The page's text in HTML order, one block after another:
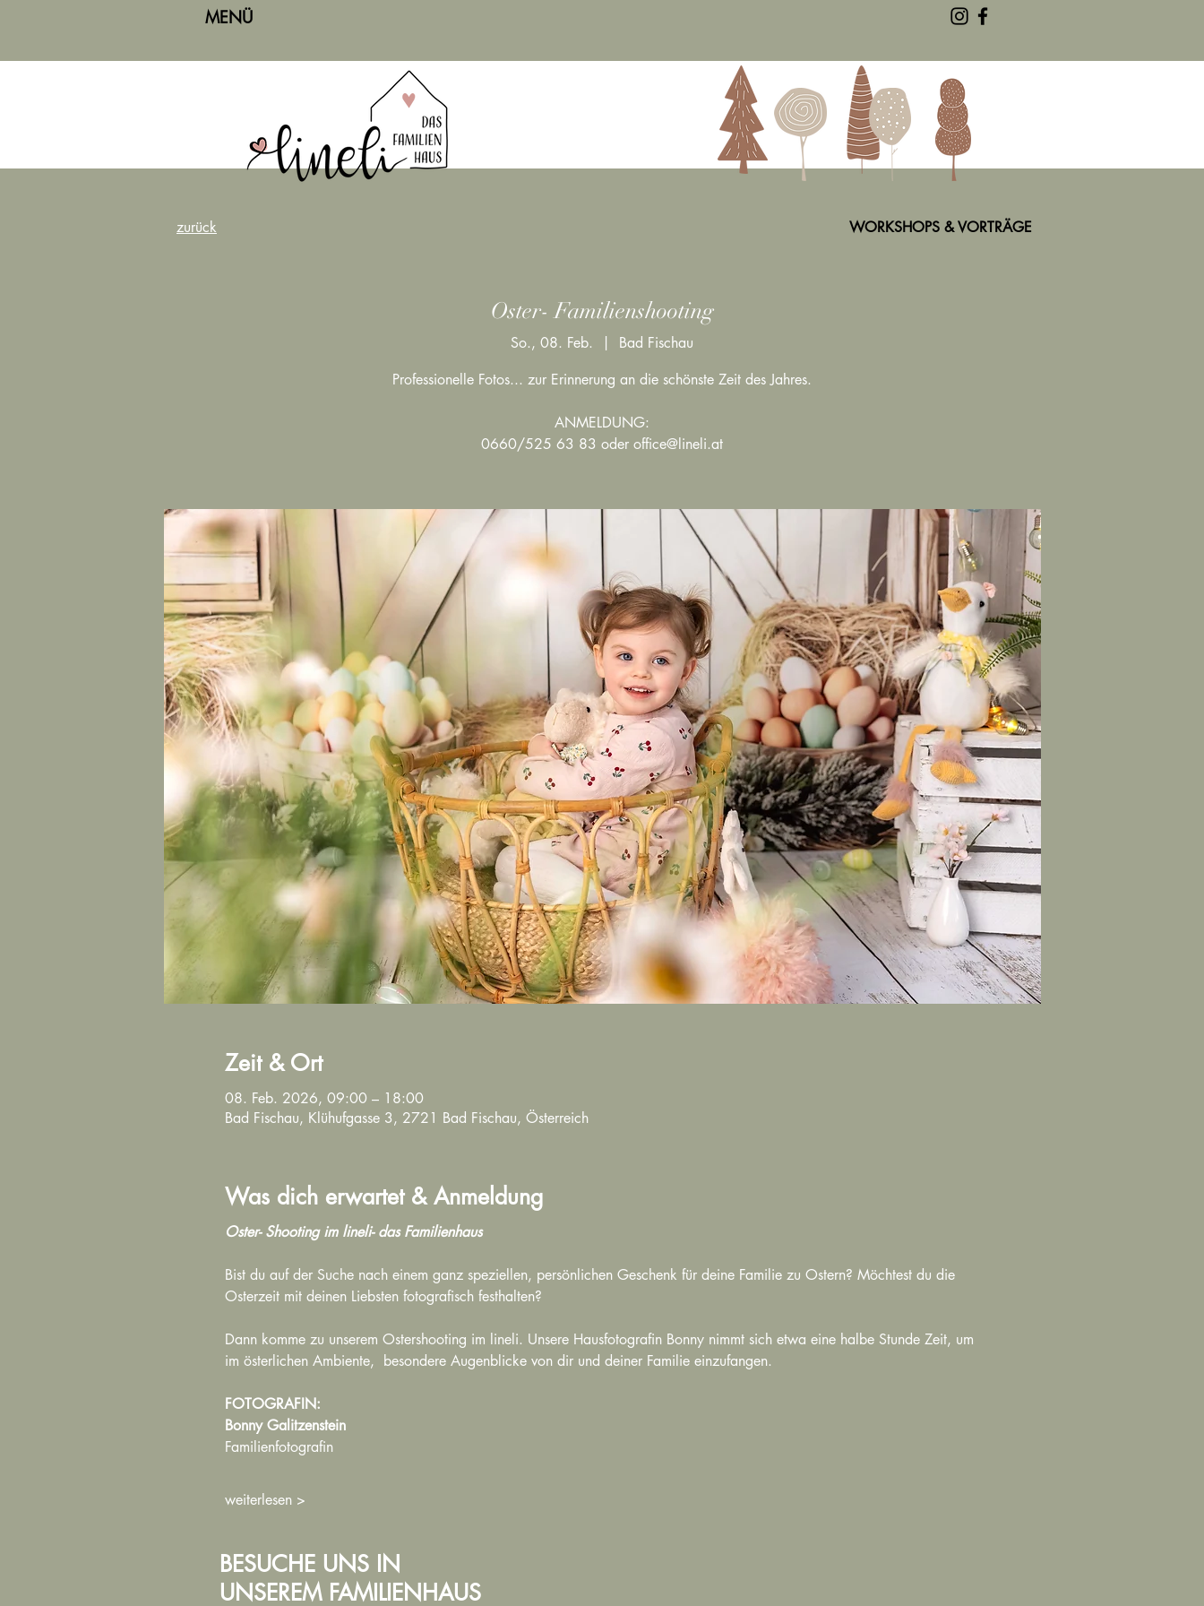
MENÜ
Oster- Familienshooting
So., 08. Feb.
Bad Fischau
Professionelle Fotos... zur Erinnerung an die schönste Zeit des Jahres.
ANMELDUNG:
0660/525 63 83 oder office@lineli.at
Zeit & Ort
08. Feb. 2026, 09:00 – 18:00
Bad Fischau, Klühufgasse 3, 2721 Bad Fischau, Österreich
Was dich erwartet & Anmeldung
Oster- Shooting im lineli- das Familienhaus
Bist du auf der Suche nach einem ganz speziellen, persönlichen Geschenk für deine Familie zu Ostern? Möchtest du die
Osterzeit mit deinen Liebsten fotografisch festhalten?
Dann komme zu unserem Ostershooting im lineli. Unsere Hausfotografin Bonny nimmt sich etwa eine halbe Stunde Zeit, um
im österlichen Ambiente,  besondere Augenblicke von dir und deiner Familie einzufangen.
FOTOGRAFIN:
Bonny Galitzenstein
Familienfotografin
weiterlesen >
zurück WORKSHOPS & VORTRÄGE
BESUCHE UNS IN
UNSEREM FAMILIENHAUS